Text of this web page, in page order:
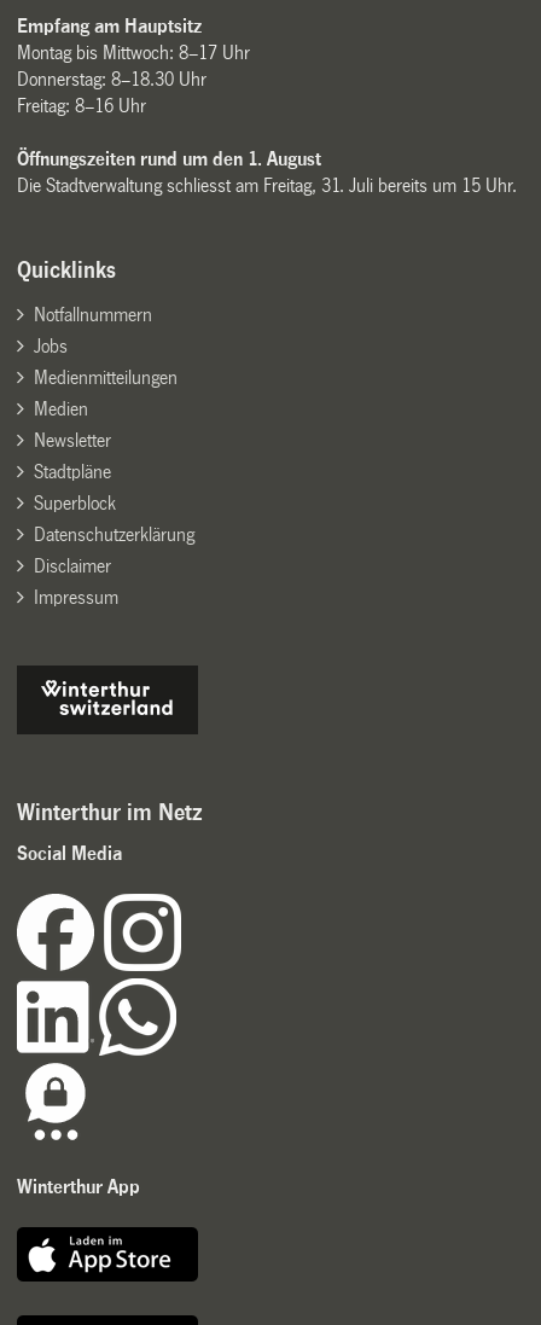
Empfang am Hauptsitz
Montag bis Mittwoch: 8–17 Uhr
Donnerstag: 8–18.30 Uhr
Freitag: 8–16 Uhr
Öffnungszeiten rund um den 1. August
Die Stadtverwaltung schliesst am Freitag, 31. Juli bereits um 15 Uhr.
Quicklinks
Notfallnummern
Jobs
Medienmitteilungen
Medien
Newsletter
Stadtpläne
Superblock
Datenschutzerklärung
Disclaimer
Impressum
Winterthur im Netz
Social Media
Winterthur App